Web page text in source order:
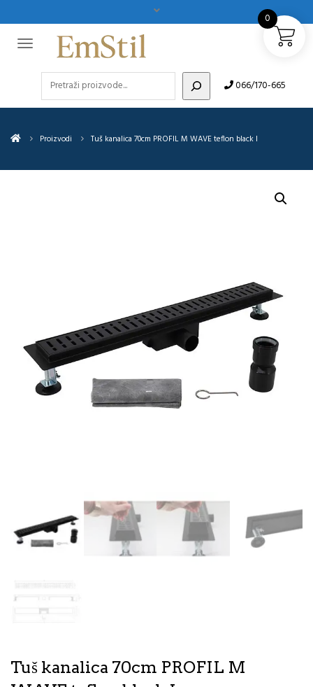
066/170-665
Proizvodi Tuš kanalica 70cm PROFIL M WAVE teflon black I
Tuš kanalica 70cm PROFIL M
0